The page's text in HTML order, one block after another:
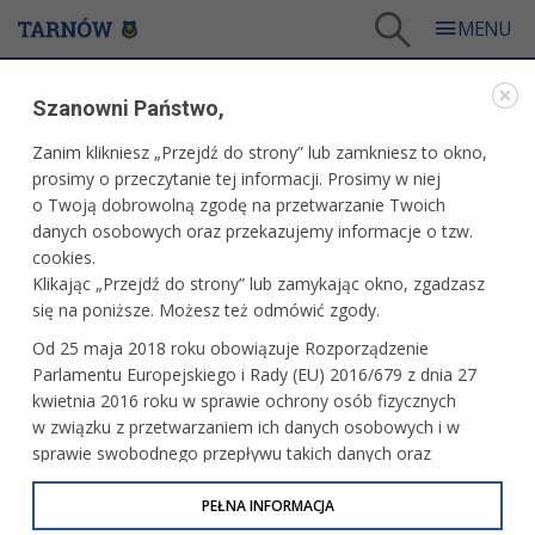
Otwarcie wystawy Moniki Bielat-Sobiczewskiej
WARTO ZOBACZYĆ
OTWARCIE WYSTAWY MONIKI BIELAT-
SOBICZEWSKIEJ
09.04.2018, 23:48 fot. Artur Gawle
Szanowni Państwo,
Zanim klikniesz „Przejdź do strony” lub zamkniesz to okno,
prosimy o przeczytanie tej informacji. Prosimy w niej
o Twoją dobrowolną zgodę na przetwarzanie Twoich
danych osobowych oraz przekazujemy informacje o tzw.
cookies.
Klikając „Przejdź do strony” lub zamykając okno, zgadzasz
się na poniższe. Możesz też odmówić zgody.
Od 25 maja 2018 roku obowiązuje Rozporządzenie
Parlamentu Europejskiego i Rady (EU) 2016/679 z dnia 27
kwietnia 2016 roku w sprawie ochrony osób fizycznych
w związku z przetwarzaniem ich danych osobowych i w
sprawie swobodnego przepływu takich danych oraz
uchylenia dyrektywy 95/46/WE (określane jako RODO, GDPR
lub Ogólne Rozporządzenie o Ochronie Danych
PEŁNA INFORMACJA